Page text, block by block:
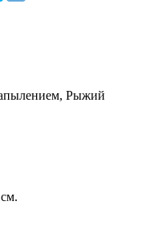
Рыжий